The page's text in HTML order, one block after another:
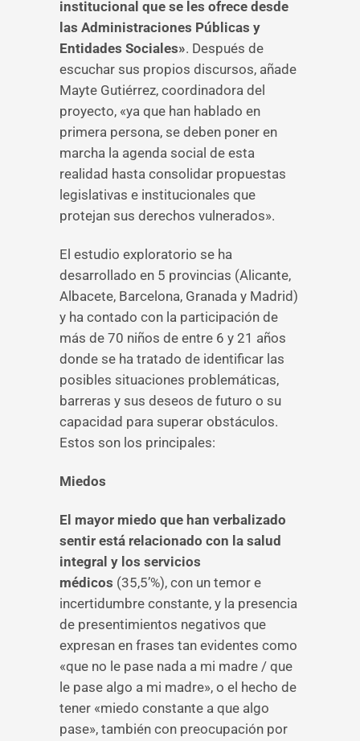
institucional que se les ofrece desde
las Administraciones Públicas y
Entidades Sociales». Después de
escuchar sus propios discursos, añade
Mayte Gutiérrez, coordinadora del
proyecto, «ya que han hablado en
primera persona, se deben poner en
marcha la agenda social de esta
realidad hasta consolidar propuestas
legislativas e institucionales que
protejan sus derechos vulnerados».
El estudio exploratorio se ha
desarrollado en 5 provincias (Alicante,
Albacete, Barcelona, Granada y Madrid)
y ha contado con la participación de
más de 70 niños de entre 6 y 21 años
donde se ha tratado de identificar las
posibles situaciones problemáticas,
barreras y sus deseos de futuro o su
capacidad para superar obstáculos.
Estos son los principales:
Miedos
El mayor miedo que han verbalizado
sentir está relacionado con la salud
integral y los servicios
médicos (35,5’%), con un temor e
incertidumbre constante, y la presencia
de presentimientos negativos que
expresan en frases tan evidentes como
«que no le pase nada a mi madre / que
le pase algo a mi madre», o el hecho de
tener «miedo constante a que algo
pase», también con preocupación por